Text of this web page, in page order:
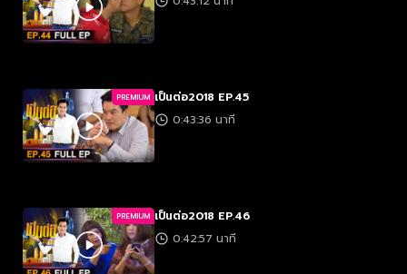
PREMIUM เป็นต่อ2018 EP.45
0:43:36 นาที
PREMIUM เป็นต่อ2018 EP.46
0:42:57 นาที